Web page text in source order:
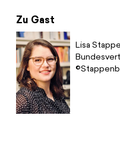
Zu Gast
Lisa